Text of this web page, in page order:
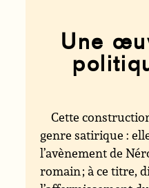
Une
Cette
genre satirique :
l’avènement de
romain ; à ce titre,